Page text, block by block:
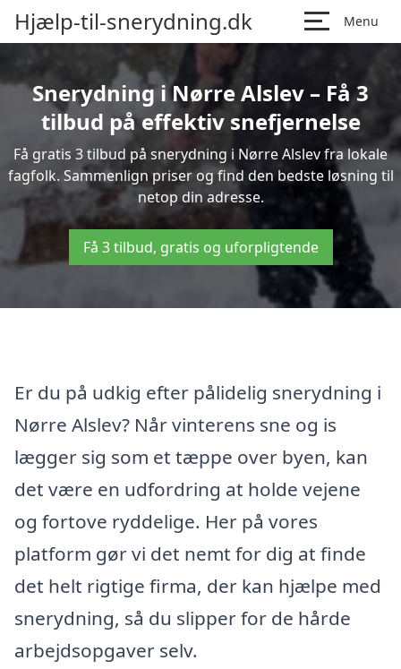
Hjælp-til-snerydning.dk Menu
Snerydning i Nørre Alslev – Få 3
tilbud på effektiv snefjernelse
Få gratis 3 tilbud på snerydning i Nørre Alslev fra lokale
fagfolk. Sammenlign priser og find den bedste løsning til
netop din adresse.
Få 3 tilbud, gratis og uforpligtende
Er du på udkig efter pålidelig snerydning i
Nørre Alslev? Når vinterens sne og is
lægger sig som et tæppe over byen, kan
det være en udfordring at holde vejene
og fortove ryddelige. Her på vores
platform gør vi det nemt for dig at finde
det helt rigtige firma, der kan hjælpe med
snerydning, så du slipper for de hårde
arbejdsopgaver selv.